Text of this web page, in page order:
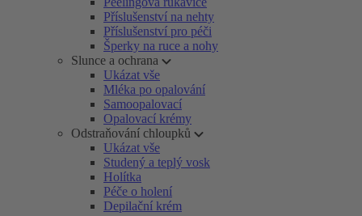
Příslušenství na nehty
Příslušenství pro péči
Šperky na ruce a nohy
Slunce a ochrana
Ukázat vše
Mléka po opalování
Samoopalovací
Opalovací krémy
Odstraňování chloupků
Ukázat vše
Studený a teplý vosk
Holítka
Péče o holení
Depilační krém